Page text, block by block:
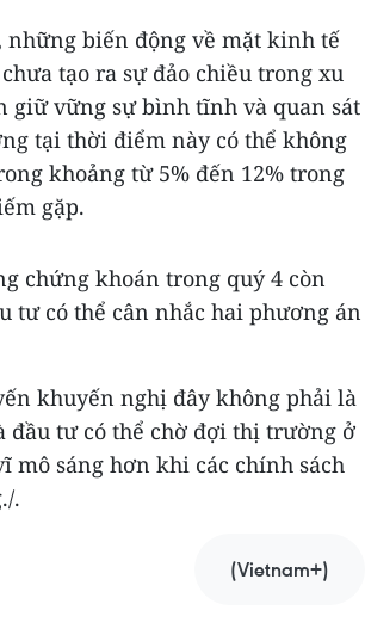
những biến động về mặt kinh tế
tạo ra sự đảo chiều trong xu
giữ vững sự bình tĩnh và quan sát
tại thời điểm này có thể không
khoảng từ 5% đến 12% trong
gặp.
chứng khoán trong quý 4 còn
tư có thể cân nhắc hai phương án
khuyến nghị đây không phải là
đầu tư có thể chờ đợi thị trường ở
mô sáng hơn khi các chính sách
.
(Vietnam+)